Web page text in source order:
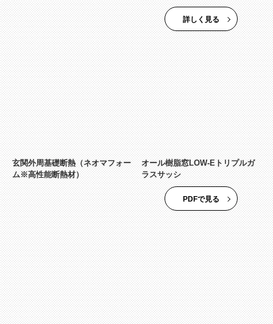
詳しく見る
玄関外周基礎断熱（ネオマフォー
ム※高性能断熱材）
オール樹脂窓LOW-Eトリプルガ
ラスサッシ
PDFで見る